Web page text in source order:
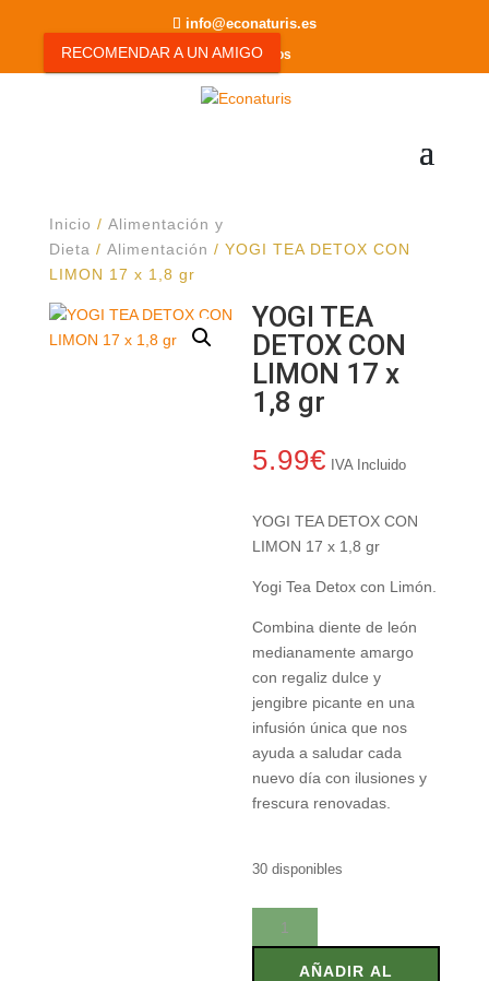
RECOMENDAR A UN AMIGO
info@econaturis.es
0 elementos
Inicio / Alimentación y
Dieta / Alimentación / YOGI TEA DETOX CON
LIMON 17 x 1,8 gr
YOGI TEA
DETOX CON
LIMON 17 x
1,8 gr
5.99€ IVA Incluido
YOGI TEA DETOX CON
LIMON 17 x 1,8 gr
Yogi Tea Detox con Limón.
Combina diente de león
medianamente amargo
con regaliz dulce y
jengibre picante en una
infusión única que nos
ayuda a saludar cada
nuevo día con ilusiones y
frescura renovadas.
30 disponibles
YOGI
TEA
DETOXAÑADIR AL